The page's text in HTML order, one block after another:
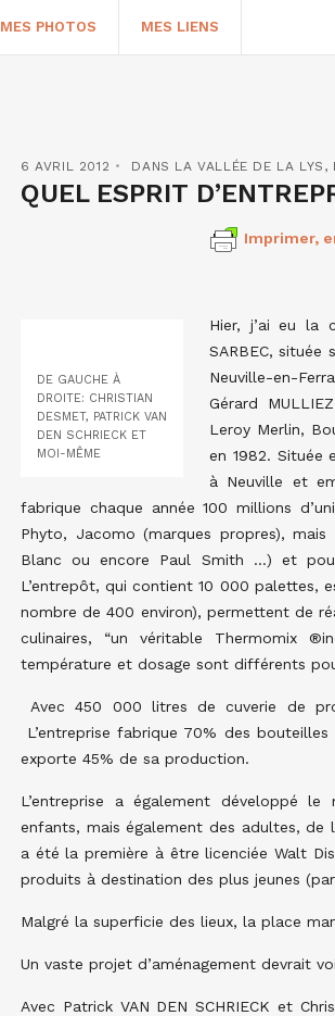
MES PHOTOS MES LIENS
6 AVRIL 2012 DANS LA VALLÉE DE LA LYS ,
QUEL ESPRIT
Imprimer,
DE GAUCHE À
DROITE: CHRISTIAN
DESMET, PATRICK VAN
DEN SCHRIECK ET
MOI-MÊME
Hier, j’ai eu la
SARBEC,
Neuville-en-
Gérard
Leroy Merlin,
en 1982. Située
à Neuville et
fabrique chaque année 100 millions
Phyto, Jacomo (marques propres),
Blanc ou encore Paul Smith …) et
L’entrepôt, qui contient 10 000 palettes,
nombre de 400 environ), permettent de
culinaires, “un véritable Thermomix
température et dosage sont différents
Avec 450 000 litres de cuverie de
L’entreprise fabrique 70% des
exporte 45% de sa production.
L’entreprise a également développé
enfants, mais également des adultes, de
a été la première à être licenciée Walt
produits à destination des plus jeunes
Malgré la superficie des lieux, la place
Un vaste projet d’aménagement devrait
Avec Patrick VAN DEN SCHRIECK et